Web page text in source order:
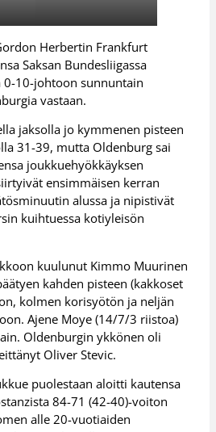
Herbertin Frankfurt
Saksan Bundesliigassa
0-10-johtoon sunnuntain
vastaan.
jaksolla jo kymmenen pisteen
31-39, mutta Oldenburg sai
joukkuehyökkäyksen
ensimmäisen kerran
alussa ja nipistivät
kuihtuessa kotiyleisön
kuulunut Kimmo Muurinen
kahden pisteen (kakkoset
kolmen korisyötön ja neljän
Ajene Moye (14/7/3 riistoa)
Oldenburgin ykkönen oli
Oliver Stevic.
puolestaan aloitti kautensa
84-71 (42-40)-voiton
alle 20-vuotiaiden